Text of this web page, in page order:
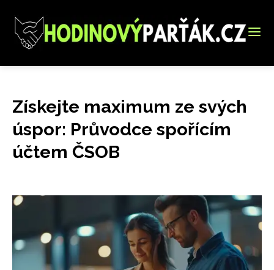
Získejte maximum ze svých
úspor: Průvodce spořícím
účtem ČSOB